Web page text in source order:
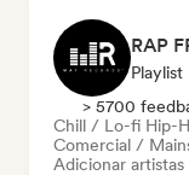
Playlist
> 5700
Chill / Lo-fi Hip-
Comercial /
Adicionar